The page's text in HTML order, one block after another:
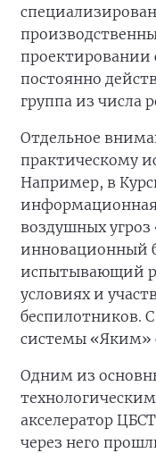
проектировании
постоянно
группа из числа
Отдельное
практическому
Например, в
воздушных угроз
инновационный
испытывающий
условиях и
беспилотников.
системы «Яким»
Одним из
акселератор
через него